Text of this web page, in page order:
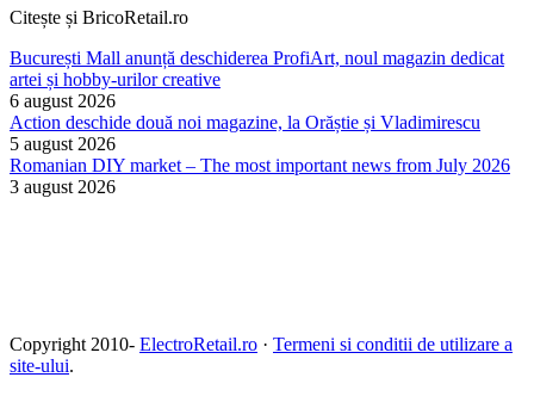
Citește și BricoRetail.ro
București Mall anunță deschiderea ProfiArt, noul magazin dedicat
artei și hobby-urilor creative
6 august 2026
Action deschide două noi magazine, la Orăștie și Vladimirescu
5 august 2026
Romanian DIY market – The most important news from July 2026
3 august 2026
Copyright 2010- ElectroRetail.ro · Termeni si conditii de utilizare a
site-ului.